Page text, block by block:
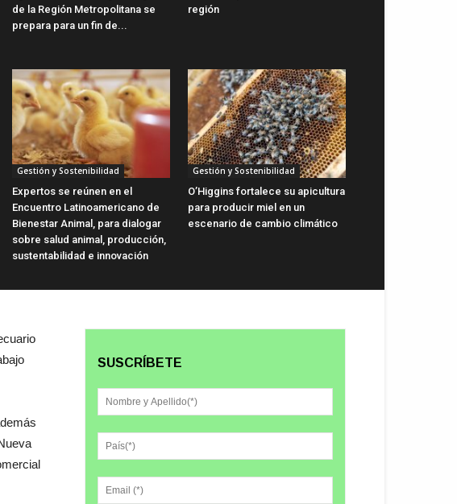
de la Región Metropolitana se
prepara para un fin de...
región
Gestión y Sostenibilidad
Expertos se reúnen en el
Encuentro Latinoamericano de
Bienestar Animal, para dialogar
sobre salud animal, producción,
sustentabilidad e innovación
Gestión y Sostenibilidad
O’Higgins fortalece su apicultura
para producir miel en un
escenario de cambio climático
SUSCRÍBETE